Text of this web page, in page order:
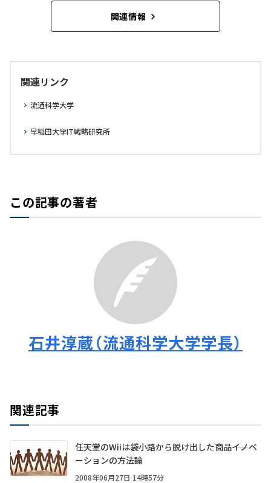
関連情報
関連リンク
流通科学大学
早稲田大学IT戦略研究所
この記事の著者
石井淳蔵（流通科学大学学長）
関連記事
任天堂のWiiは袋小路から脱け出した商品――イノベ
ーションの方法論
2008年06月27日 14時57分